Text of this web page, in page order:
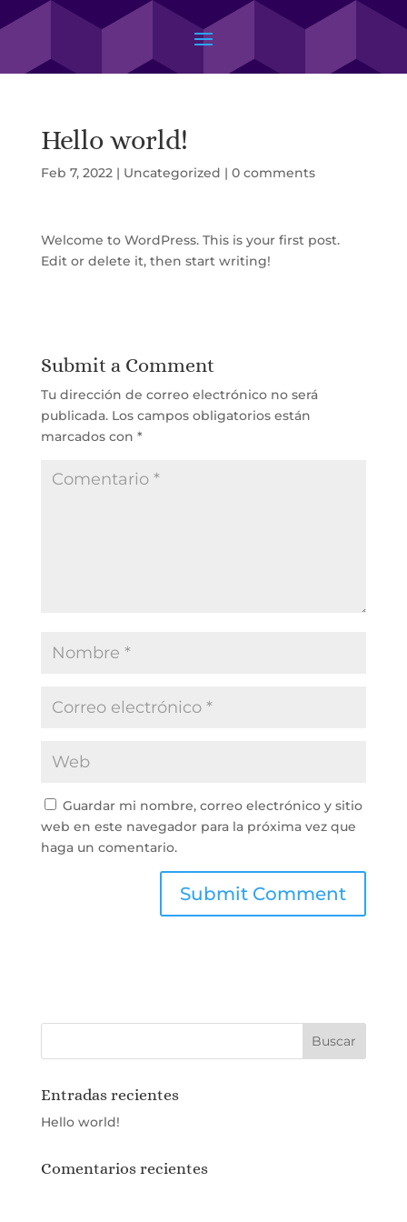
Hello world!
Feb 7, 2022| Uncategorized | 0 comments
Welcome to WordPress. This is your first post.
Edit or delete it, then start writing!
Submit a Comment
Tu dirección de correo electrónico no será
publicada. Los campos obligatorios están
marcados con *
Guardar mi nombre, correo electrónico y sitio
web en este navegador para la próxima vez que
haga un comentario.
Entradas recientes
Hello world!
Comentarios recientes